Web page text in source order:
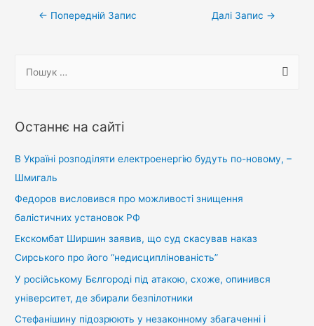
Навігація
← Попередній Запис Далі Запис →
у
:
Останнє на сайті
В Україні розподіляти електроенергію будуть по-новому, –
Шмигаль
Федоров висловився про можливості знищення
балістичних установок РФ
Екскомбат Ширшин заявив, що суд скасував наказ
Сирського про його “недисциплінованість”
У російському Бєлгороді під атакою, схоже, опинився
університет, де збирали безпілотники
Стефанішину підозрюють у незаконному збагаченні і